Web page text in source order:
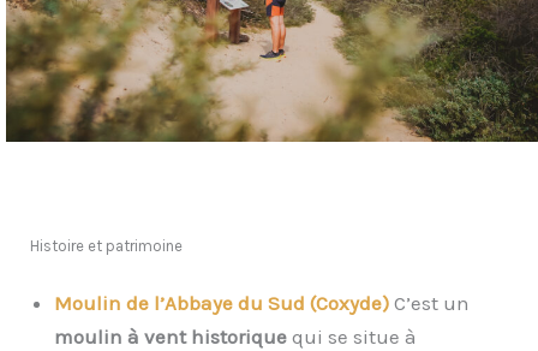
Histoire et patrimoine
Moulin de l’Abbaye du Sud (Coxyde) C’est un
moulin à vent historique qui se situe à